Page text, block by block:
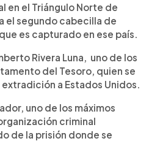
en el Triángulo Norte de
el segundo cabecilla de
es capturado en ese país.
Rivera Luna, uno de los
del Tesoro, quien se
a Estados Unidos.
uno de los máximos
criminal
de la prisión donde se